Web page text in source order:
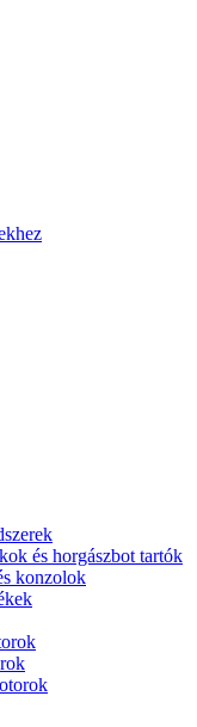
és horgászbot tartók
konzolok